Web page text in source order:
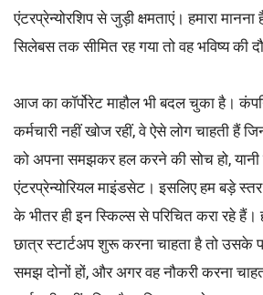
एंटरप्रेन्योरशिप से जुड़ी क्षमताएं। हमारा
सिलेबस तक सीमित रह गया तो वह भविष्य की
आज का कॉर्पोरेट माहौल भी बदल चुका है।
कर्मचारी नहीं खोज रहीं, वे ऐसे लोग चाहती हैं
को अपना समझकर हल करने की सोच हो,
एंटरप्रेन्योरियल माइंडसेट। इसलिए हम बड़े
के भीतर ही इन स्किल्स से परिचित करा रहे
छात्र स्टार्टअप शुरू करना चाहता है तो उसके
समझ दोनों हों, और अगर वह नौकरी करना